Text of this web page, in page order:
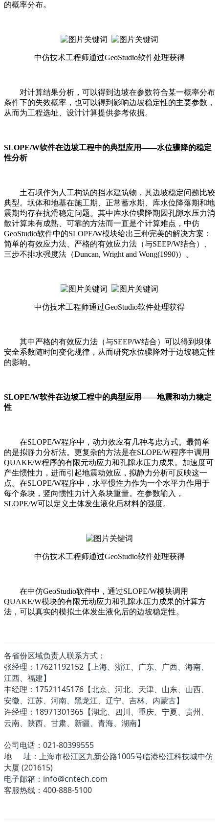
的概率分布。
中仿技术工程师通过GeoStudio软件处理获得
对计算结果分析，可以得到边坡在参数符合某一概率分布
条件下的失效概率，也可以得到影响边坡稳定性的主要参数，
从而为工程选址、设计计算提供参考依据。
SLOPE/W软件在边坡工程中的典型应用——水位骤降的稳定
性分析
土石坝作为人工构筑的挡水建筑物，其边坡稳定问题比较
典型。坝体和地基在施工期、正常蓄水期、库水位降落期和地
震期均存在抗滑稳定问题。其中库水位骤降期因孔隙水压力消
散计算未有成熟、可靠的方法而一直是个计算难点，中仿
GeoStudio软件中的SLOPE/W模块给出三种完美的解决方案：
简单的有效应力法、严格的有效应力法（与SEEP/W结合）、
三步不排水强度法（Duncan, Wright and Wong(1990)）。
中仿技术工程师通过GeoStudio软件处理获得
其中严格的有效应力法（与SEEP/W结合）可以得到坝体
安全系数随时间变化规律，从而研究水位骤降对于边坡稳定性
的影响。
SLOPE/W软件在边坡工程中的典型应用——地震和动力稳定
性
在SLOPE/W程序中，动力效应有几种考虑方式。最简单
的是拟静力分析法。更复杂的方法是在SLOPE/W程序中调用
QUAKE/W程序的有限元动应力和孔隙水压力成果。加速度可
产生惯性力，进而引起地震动效应，拟静力分析可反映这一
点。在SLOPE/W程序中，水平惯性力作为一个水平力作用于
每个条块，竖向惯性力计入条块重量。在参数输入，
SLOPE/W可以定义土体发生液化后材料的强度。
中仿技术工程师通过GeoStudio软件处理获得
在中仿GeoStudio软件中，通过SLOPE/W模块调用
QUAKE/W模块的有限元动应力和孔隙水压力成果的计算方
法，可以真实的模拟土体发生液化后的边坡稳定性。
各省份区域负责人联系方式：
张经理：17621192152【上海、浙江、广东、广西、海南、
江西、福建】
丰经理：17521145176【北京、河北、天津、山东、山西、
安徽、江苏、河南、黑龙江、辽宁、吉林、内蒙古】
许经理：18971301365【湖北、四川、重庆、宁夏、贵州、
云南、陕西、甘肃、新疆、青海、湖南】
公司电话：021-80399555
地 址：上海市松江区九新公路1005号临港松江科技城中仿
大厦 (201615)
电子邮箱：info@cntech.com
客服热线：400-888-5100